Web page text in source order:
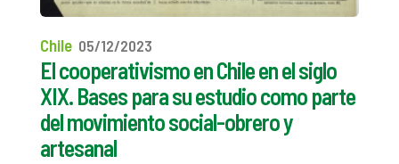
Chile 05/12/2023
El cooperativismo en Chile en el siglo
XIX. Bases para su estudio como parte
del movimiento social-obrero y
artesanal